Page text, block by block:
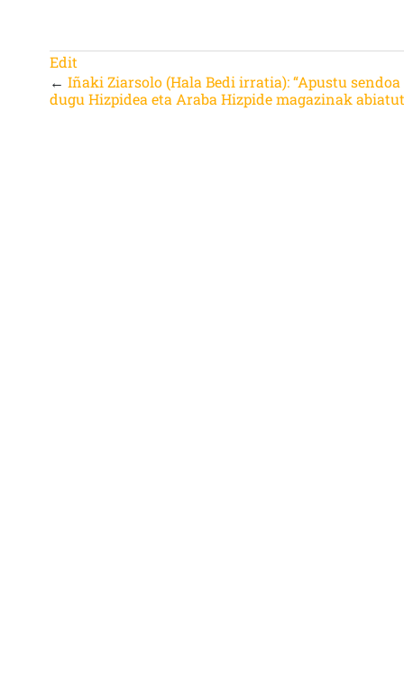
Edit
←Iñaki Ziarsolo (Hala Bedi irratia): “Apustu sendoa
dugu Hizpidea eta Araba Hizpide magazinak